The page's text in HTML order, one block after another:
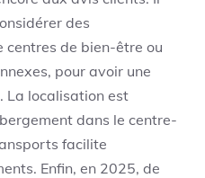
des
centres de bien-être ou
pour avoir une
La localisation est
dans le centre-
facilite
Enfin, en 2025, de